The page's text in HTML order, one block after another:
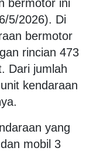
bermotor ini
5/2026). Di
bermotor
rincian 473
Dari jumlah
kendaraan
yang
mobil 3